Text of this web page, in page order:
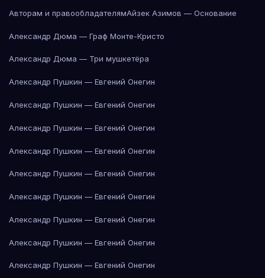
Авторам и правообладателямАйзек Азимов — Основание
Александр Дюма — Граф Монте-Кристо
Александр Дюма — Три мушкетёра
Александр Пушкин — Евгений Онегин
Александр Пушкин — Евгений Онегин
Александр Пушкин — Евгений Онегин
Александр Пушкин — Евгений Онегин
Александр Пушкин — Евгений Онегин
Александр Пушкин — Евгений Онегин
Александр Пушкин — Евгений Онегин
Александр Пушкин — Евгений Онегин
Александр Пушкин — Евгений Онегин